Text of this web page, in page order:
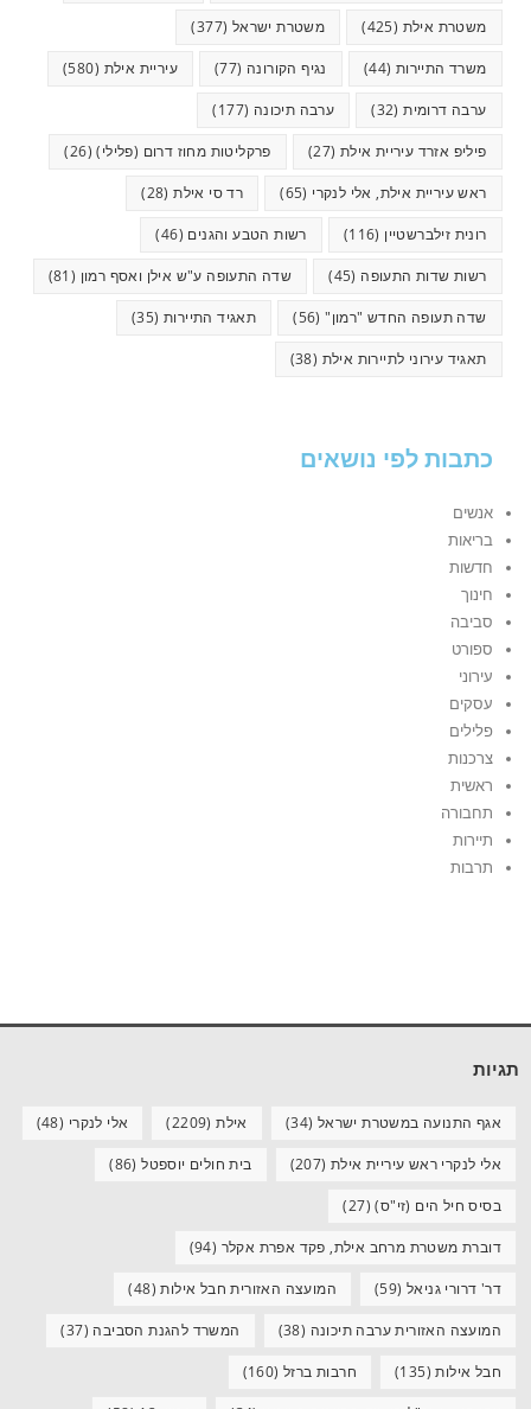
משטרת אילת (425) משטרת ישראל (377)
משרד התיירות (44) נגיף הקורונה (77) עיריית אילת (580)
ערבה דרומית(32) ערבה תיכונה (177)
פיליפ אזרד עיריית אילת (27) פרקליטות מחוז דרום (פלילי)(26)
ראש עיריית אילת, אלי לנקרי (65) רד סי אילת(28)
רונית זילברשטיין (116) רשות הטבע והגנים (46)
רשות שדות התעופה (45) שדה התעופה ע"ש אילן ואסף רמון (81)
שדה תעופה החדש "רמון"(56) תאגיד התיירות (35)
תאגיד עירוני לתיירות אילת (38)
כתבות לפי נושאים
אנשים
בריאות
חדשות
חינוך
סביבה
ספורט
עירוני
עסקים
פלילים
צרכנות
ראשית
תחבורה
תיירות
תרבות
תגיות
אגף התנועה במשטרת ישראל (34) אילת(2209) אלי לנקרי (48)
אלי לנקרי ראש עיריית אילת (207) בית חולים יוספטל(86)
בסיס חיל הים (זי"ס)(27)
דוברת משטרת מרחב אילת, פקד אפרת אקלר (94)
דר' דרורי גניאל (59) המועצה האזורית חבל אילות(48)
המועצה האזורית ערבה תיכונה (38) המשרד להגנת הסביבה (37)
חבל אילות(135) חרבות ברזל (160)